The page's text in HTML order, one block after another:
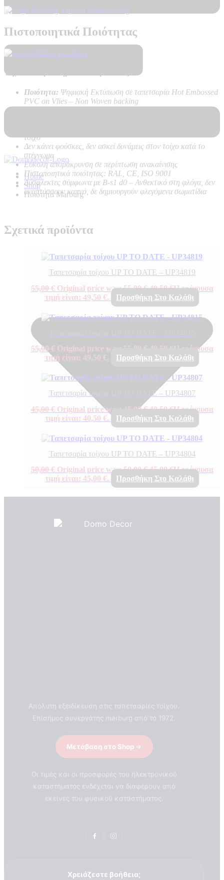
Home
Shop
Ποιοτητα Marburg
Πιστοποιητικά ποιότητας
ΠΙΣΤΟΠΟΙΗΤΙΚΑ ΟΙΚΟΛΟΓΙΑΣ
ΣΧΕΤΙΚΑ ΜΕ ΕΜΑΣ
Πιστοποιητικά Ποιότητας
Τεχνικά Χαρακτηριστικά Προϊόντος:
Ποιότητα: Ψηφιακή Εκτύπωση σε ταπετσαρία Hot Embossed
PVC on Vlies – Non Woven backing
τοίχο
Δεν κάνει φούσκες, δεν ασκεί δυνάμεις στον τοίχο κατά το
στέγνωμα
Εύκολη απομάκρυνση σε περίπτωση ανακαίνισης
Πιστοποιητικά ποιότητας: RAL, CE, ISO 9001
Δύσφλεκτες σύμφωνα με B-s1 d0 – Ανθεκτικό στη φλόγα, δεν
αναπτύσσουν καπνό, δε δημιουργούν φλεγόμενα σωματίδια
Σχετικά προϊόντα
Ταπετσαρία τοίχου UP TO DATE – UP34819
55,00€ Original price was: 55,00 €.49,50€Η τρέχουσα
τιμή είναι: 49,50 €.
Προσθήκη Στο Καλάθι
55,00€ Original price was: 55,00 €. 49,50 €Η τρέχουσα
τιμή είναι: 49,50 €.
Προσθήκη Στο Καλάθι
Ταπετσαρία τοίχου UP TO DATE – UP34807
45,00€ Original price was: 45,00 €.40,50€Η τρέχουσα
τιμή είναι: 40,50 €.
Προσθήκη Στο Καλάθι
Ταπετσαρία τοίχου UP TO DATE – UP34804
50,00€ Original price was: 50,00 €.45,00€Η τρέχουσα
τιμή είναι: 45,00 €.
Προσθήκη Στο Καλάθι
Απόλυτη εξειδίκευση στις ταπετσαρίες τοίχου.
Επίσημος συνεργάτης marburg από το 1972.
Μετάβαση στο Shop
Οι τιμές και οι προσφορές του ηλεκτρονικού
καταστήματος ενδέχεται να διαφέρουν από
εκείνες του φυσικού καταστήματος.
Χρειάζεστε βοήθεια;